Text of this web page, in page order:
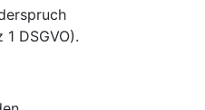
DSGVO).